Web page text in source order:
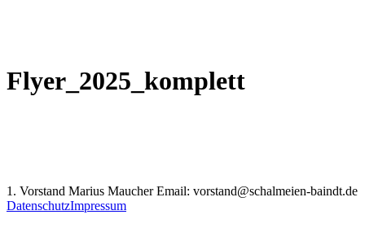
Flyer_2025_komplett
1. Vorstand Marius Maucher Email: vorstand@schalmeien-baindt.de
DatenschutzImpressum